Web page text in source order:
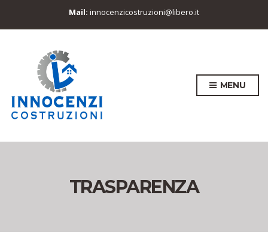
Mail: innocenzicostruzioni@libero.it
MENU
TRASPARENZA